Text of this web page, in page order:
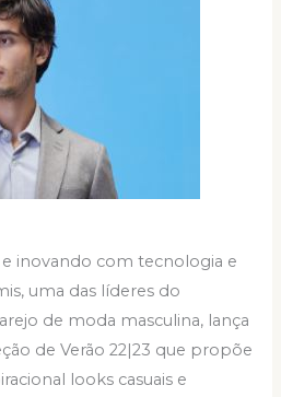
inovando com tecnologia e
uma das líderes do
de moda masculina, lança
de Verão 22|23 que propõe
looks casuais e